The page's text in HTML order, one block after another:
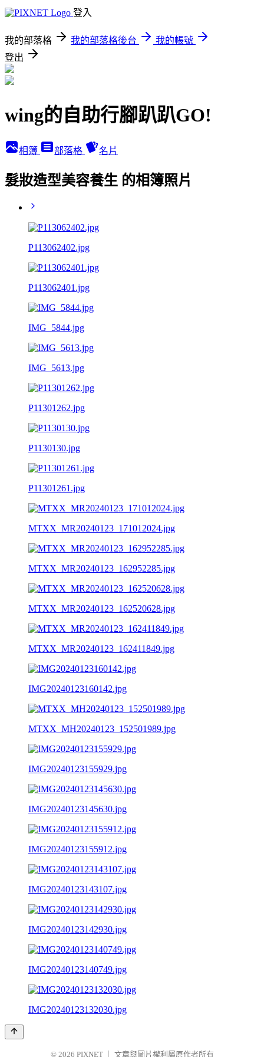
登入
我的部落格 我的部落格後台
我的帳號
登出
wing的自助行腳趴趴GO!
相簿 部落格 名片
髮妝造型美容養生 的相簿照片
P113062402.jpg
P113062401.jpg
IMG_5844.jpg
IMG_5613.jpg
P11301262.jpg
P1130130.jpg
P11301261.jpg
MTXX_MR20240123_171012024.jpg
MTXX_MR20240123_162952285.jpg
MTXX_MR20240123_162520628.jpg
MTXX_MR20240123_162411849.jpg
IMG20240123160142.jpg
MTXX_MH20240123_152501989.jpg
IMG20240123155929.jpg
IMG20240123145630.jpg
IMG20240123155912.jpg
IMG20240123143107.jpg
IMG20240123142930.jpg
IMG20240123140749.jpg
IMG20240123132030.jpg
© 2026 PIXNET 文章與圖片權利屬原作者所有